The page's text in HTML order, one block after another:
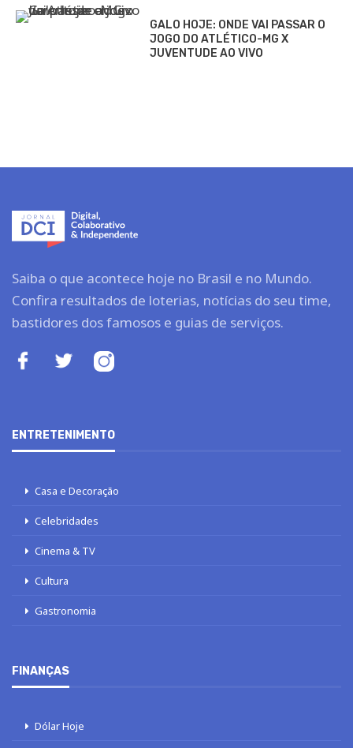
GALO HOJE: ONDE VAI PASSAR O
JOGO DO ATLÉTICO-MG X
JUVENTUDE AO VIVO
Saiba o que acontece hoje no Brasil e no Mundo.
Confira resultados de loterias, notícias do seu time,
bastidores dos famosos e guias de serviços.
ENTRETENIMENTO
Casa e Decoração
Celebridades
Cinema & TV
Cultura
Gastronomia
FINANÇAS
Dólar Hoje